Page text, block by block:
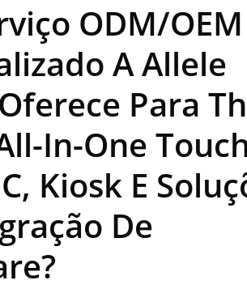
ODM/OEM
A Allele
Para
In-One
Kiosk E
De